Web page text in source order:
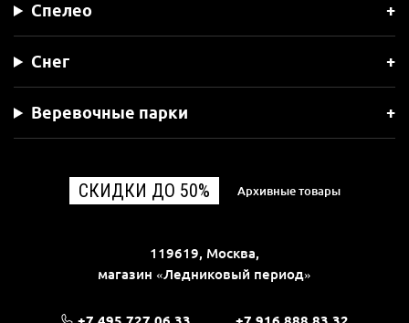
Спелео
Снег
Веревочные парки
СКИДКИ ДО 50% Архивные товары
119619, Москва,
магазин «Ледниковый период»